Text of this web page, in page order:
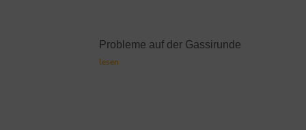
Probleme auf der Gassirunde
lesen